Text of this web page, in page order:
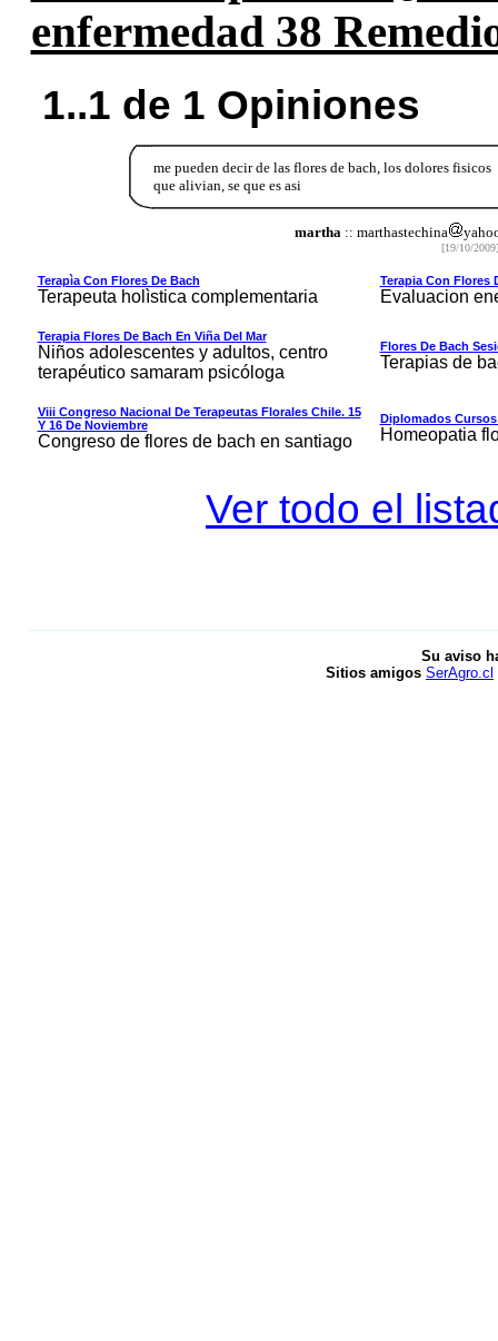
enfermedad 38
1..1 de 1 Opiniones
me pueden decir de las flores de bach, los dolores fisicos
que alivian, se que es asi
martha :: marthastechina
[19/10/
Terapìa Con Flores De Bach
Terapeuta holìstica complementaria
Terapia Con Flores
Evaluacion
Terapia Flores De Bach En Viña Del Mar
Niños adolescentes y adultos, centro
terapéutico samaram psicóloga
Flores De Bach
Terapias de
Viii Congreso Nacional De Terapeutas Florales Chile. 15
Y 16 De Noviembre
Congreso de flores de bach en santiago
Diplomados
Homeopatia
Ver todo el
Su aviso
Sitios amigos SerAgro.cl